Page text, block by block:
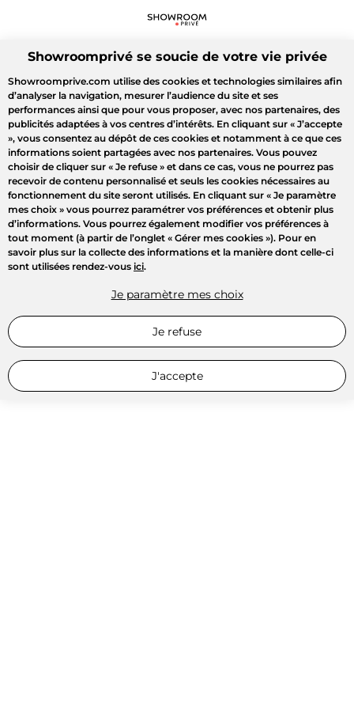
Showroomprivé se soucie de votre vie privée
Showroomprive.com utilise des cookies et technologies similaires afin
d’analyser la navigation, mesurer l’audience du site et ses
performances ainsi que pour vous proposer, avec nos partenaires, des
publicités adaptées à vos centres d’intérêts. En cliquant sur « J’accepte
», vous consentez au dépôt de ces cookies et notamment à ce que ces
informations soient partagées avec nos partenaires. Vous pouvez
choisir de cliquer sur « Je refuse » et dans ce cas, vous ne pourrez pas
recevoir de contenu personnalisé et seuls les cookies nécessaires au
fonctionnement du site seront utilisés. En cliquant sur « Je paramètre
mes choix » vous pourrez paramétrer vos préférences et obtenir plus
d’informations. Vous pourrez également modifier vos préférences à
tout moment (à partir de l’onglet « Gérer mes cookies »). Pour en
savoir plus sur la collecte des informations et la manière dont celle-ci
sont utilisées rendez-vous ici.
Je paramètre mes choix
Je refuse
J'accepte